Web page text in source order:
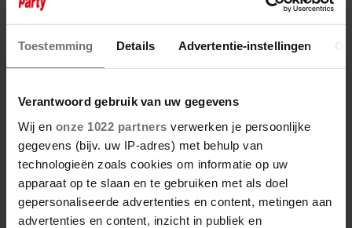
Toestemming Details Advertentie-instellingen
Verantwoord gebruik van uw gegevens
Wij en onze 1022 partners verwerken je persoonlijke
gegevens (bijv. uw IP-adres) met behulp van
technologieën zoals cookies om informatie op uw
apparaat op te slaan en te gebruiken met als doel
gepersonaliseerde advertenties en content, metingen aan
advertenties en content, inzicht in publiek en